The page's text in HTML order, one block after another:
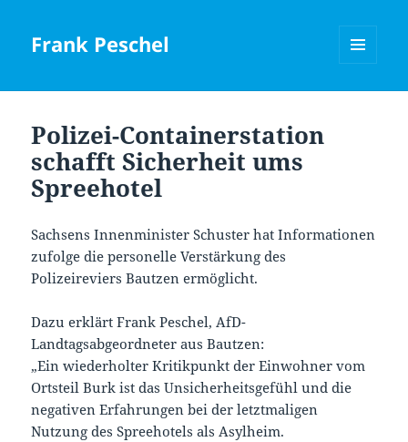
Frank Peschel
Polizei-Containerstation
schafft Sicherheit ums
Spreehotel
Sachsens Innenminister Schuster hat Informationen
zufolge die personelle Verstärkung des
Polizeireviers Bautzen ermöglicht.
Dazu erklärt Frank Peschel, AfD-
Landtagsabgeordneter aus Bautzen:
„Ein wiederholter Kritikpunkt der Einwohner vom
Ortsteil Burk ist das Unsicherheitsgefühl und die
negativen Erfahrungen bei der letztmaligen
Nutzung des Spreehotels als Asylheim.